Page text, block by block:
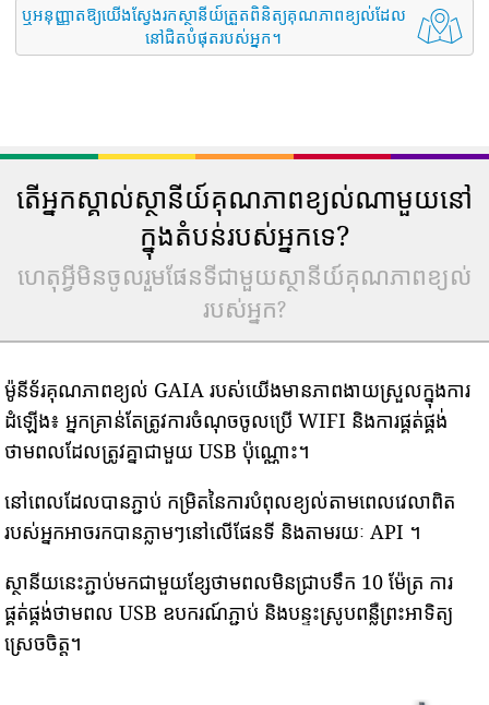
ឬអនុញ្ញាតឱ្យយើងស្វែងរកស្ថានីយ៍ត្រួតពិនិត្យគុណភាពខ្យល់ដែល
នៅជិតបំផុតរបស់អ្នក។
តើអ្នកស្គាល់ស្ថានីយ៍គុណភាពខ្យល់ណាមួយនៅ
ក្នុងតំបន់របស់អ្នកទេ?
ហេតុអ្វីមិនចូលរួមផែនទីជាមួយស្ថានីយ៍គុណភាពខ្យល់
របស់អ្នក?
ម៉ូនីទ័រគុណភាពខ្យល់ GAIA របស់យើងមានភាពងាយស្រួលក្នុងការ
ដំឡើង៖ អ្នកគ្រាន់តែត្រូវការចំណុចចូលប្រើ WIFI និងការផ្គត់ផ្គង់
ថាមពលដែលត្រូវគ្នាជាមួយ USB ប៉ុណ្ណោះ។
នៅពេលដែលបានភ្ជាប់ កម្រិតនៃការបំពុលខ្យល់តាមពេលវេលាពិត
របស់អ្នកអាចរកបានភ្លាមៗនៅលើផែនទី និងតាមរយៈ API ។
ស្ថានីយនេះភ្ជាប់មកជាមួយខ្សែថាមពលមិនជ្រាបទឹក 10 ម៉ែត្រ ការ
ផ្គត់ផ្គង់ថាមពល USB ឧបករណ៍ភ្ជាប់ និងបន្ទះស្រូបពន្លឺព្រះអាទិត្យ
ស្រេចចិត្ត។